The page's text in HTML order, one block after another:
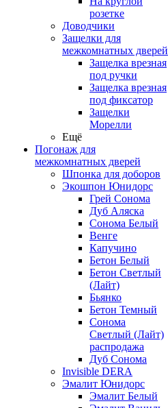
розетке
Доводчики
Защелки для
межкомнатных дверей
Защелка врезная
под ручки
Защелка врезная
под фиксатор
Защелки
Морелли
Ещё
Погонаж для
межкомнатных дверей
Шпонка для доборов
Экошпон Юнидорс
Грей Сонома
Дуб Аляска
Сонома Белый
Венге
Капучино
Бетон Белый
Бетон Светлый
(Лайт)
Бьянко
Бетон Темный
Сонома
Светлый (Лайт)
распродажа
Дуб Сонома
Invisible DERA
Эмалит Юнидорс
Эмалит Белый